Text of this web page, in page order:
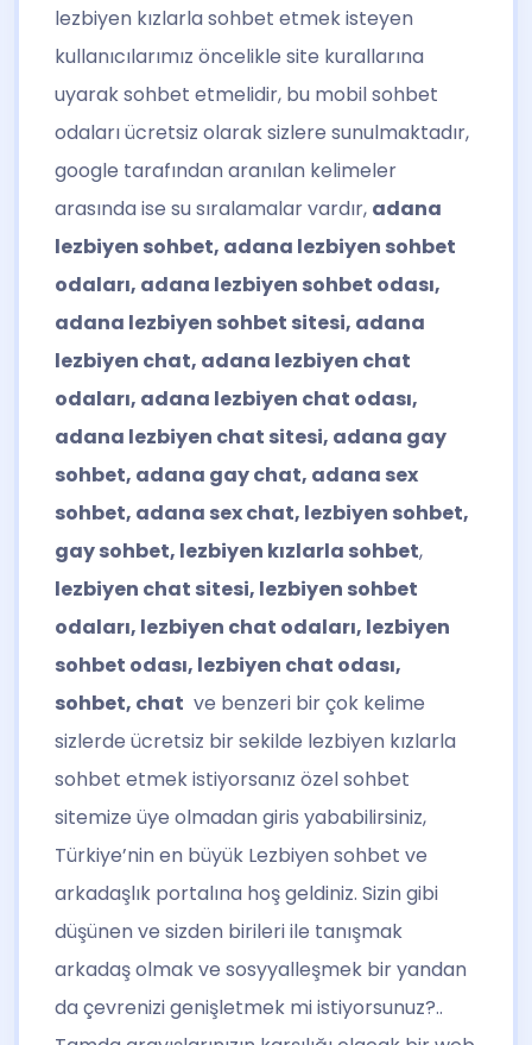
lezbiyen kızlarla sohbet etmek isteyen
kullanıcılarımız öncelikle site kurallarına
uyarak sohbet etmelidir, bu mobil sohbet
odaları ücretsiz olarak sizlere sunulmaktadır,
google tarafından aranılan kelimeler
arasında ise su sıralamalar vardır, adana
lezbiyen sohbet, adana lezbiyen sohbet
odaları, adana lezbiyen sohbet odası,
adana lezbiyen sohbet sitesi, adana
lezbiyen chat, adana lezbiyen chat
odaları, adana lezbiyen chat odası,
adana lezbiyen chat sitesi, adana gay
sohbet, adana gay chat, adana sex
sohbet, adana sex chat, lezbiyen sohbet,
gay sohbet, lezbiyen kızlarla sohbet,
lezbiyen chat sitesi, lezbiyen sohbet
odaları, lezbiyen chat odaları, lezbiyen
sohbet odası, lezbiyen chat odası,
sohbet, chat ve benzeri bir çok kelime
sizlerde ücretsiz bir sekilde lezbiyen kızlarla
sohbet etmek istiyorsanız özel sohbet
sitemize üye olmadan giris yababilirsiniz,
Türkiye’nin en büyük Lezbiyen sohbet ve
arkadaşlık portalına hoş geldiniz. Sizin gibi
düşünen ve sizden birileri ile tanışmak
arkadaş olmak ve sosyyalleşmek bir yandan
da çevrenizi genişletmek mi istiyorsunuz?..